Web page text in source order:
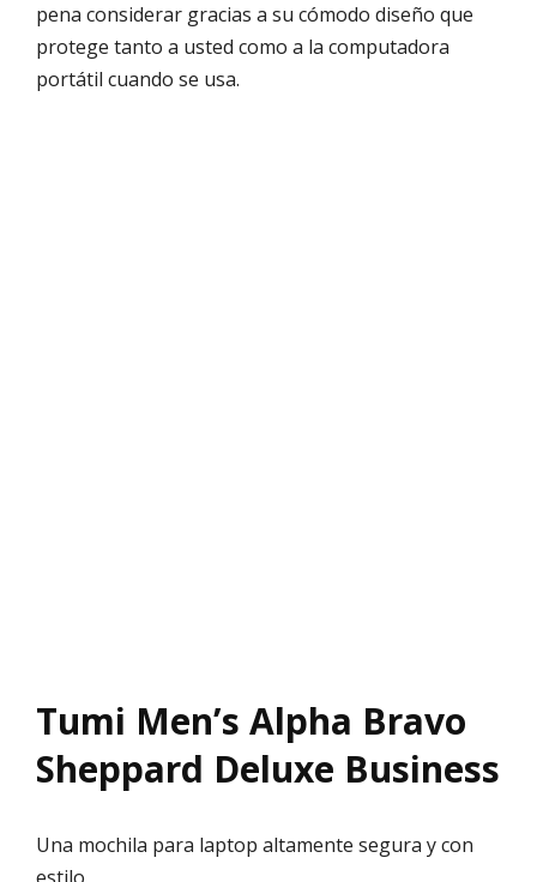
pena considerar gracias a su cómodo diseño que
protege tanto a usted como a la computadora
portátil cuando se usa.
Tumi Men’s Alpha Bravo
Sheppard Deluxe Business
Una mochila para laptop altamente segura y con